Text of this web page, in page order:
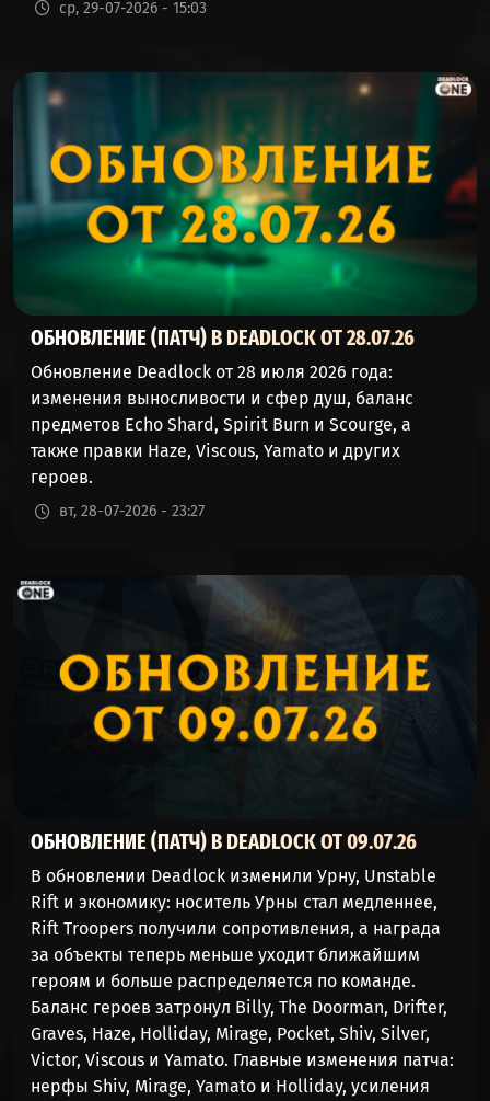
ср, 29-07-2026 - 15:03
ОБНОВЛЕНИЕ (ПАТЧ) В DEADLOCK ОТ 28.07.26
Обновление Deadlock от 28 июля 2026 года:
изменения выносливости и сфер душ, баланс
предметов Echo Shard, Spirit Burn и Scourge, а
также правки Haze, Viscous, Yamato и других
героев.
вт, 28-07-2026 - 23:27
ОБНОВЛЕНИЕ (ПАТЧ) В DEADLOCK ОТ 09.07.26
В обновлении Deadlock изменили Урну, Unstable
Rift и экономику: носитель Урны стал медленнее,
Rift Troopers получили сопротивления, а награда
за объекты теперь меньше уходит ближайшим
героям и больше распределяется по команде.
Баланс героев затронул Billy, The Doorman, Drifter,
Graves, Haze, Holliday, Mirage, Pocket, Shiv, Silver,
Victor, Viscous и Yamato. Главные изменения патча:
нерфы Shiv, Mirage, Yamato и Holliday, усиления